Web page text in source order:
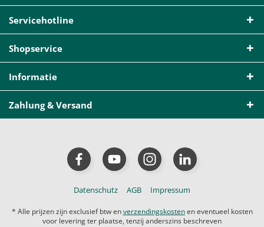
Servicehotline
Shopservice
Informatie
Zahlung & Versand
Datenschutz AGB Impressum
* Alle prijzen zijn exclusief btw enverzendingskostenen eventueel kosten
voor levering ter plaatse, tenzij anderszins beschreven